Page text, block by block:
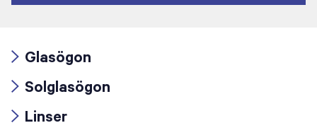
icon
Glasögon
icon
Solglasögon
Linser